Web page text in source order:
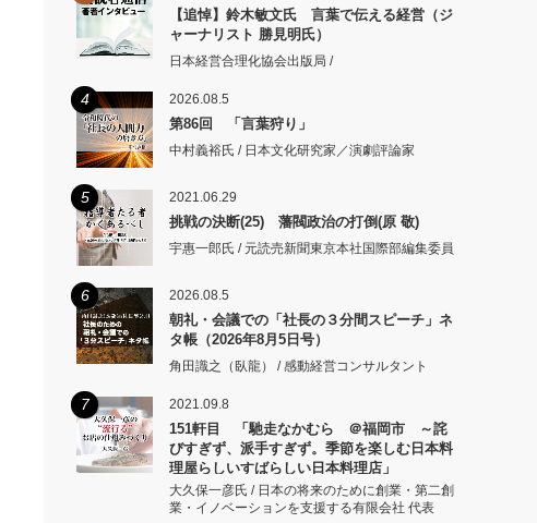
【追悼】鈴木敏文氏 言葉で伝える経営（ジ
ャーナリスト 勝見明氏）
日本経営合理化協会出版局 /
4 2026.08.5
第86回 「言葉狩り」
中村義裕氏 / 日本文化研究家／演劇評論家
5 2021.06.29
挑戦の決断(25) 藩閥政治の打倒(原 敬)
宇惠一郎氏 / 元読売新聞東京本社国際部編集委員
6 2026.08.5
朝礼・会議での「社長の３分間スピーチ」ネ
タ帳（2026年8月5日号）
角田識之（臥龍） / 感動経営コンサルタント
7 2021.09.8
151軒目 「馳走なかむら ＠福岡市 ～詫
びすぎず、派手すぎず。季節を楽しむ日本料
理屋らしいすばらしい日本料理店」
大久保一彦氏 / 日本の将来のために創業・第二創
業・イノベーションを支援する有限会社 代表